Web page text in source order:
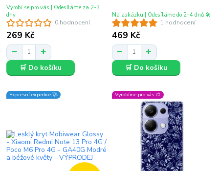
0 hodnocení
269 Kč
Vyrobí se pro vás | Odesíláme za 2-3
dny
🛒 Do košíku
1 hodnocení
469 Kč
Na zakázku | Odesíláme do 2–4 dnů 🛠️
🛒 Do košíku
Expresní expedice 🚀 Vyrobíme pro vás 🎨